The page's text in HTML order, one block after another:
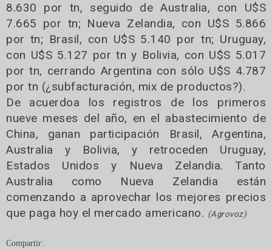
8.630 por tn, seguido de Australia, con U$S
7.665 por tn; Nueva Zelandia, con U$S 5.866
por tn; Brasil, con U$S 5.140 por tn; Uruguay,
con U$S 5.127 por tn y Bolivia, con U$S 5.017
por tn, cerrando Argentina con sólo U$S 4.787
por tn (¿subfacturación, mix de productos?).
De acuerdoa los registros de los primeros
nueve meses del año, en el abastecimiento de
China, ganan participación Brasil, Argentina,
Australia y Bolivia, y retroceden Uruguay,
Estados Unidos y Nueva Zelandia. Tanto
Australia como Nueva Zelandia están
comenzando a aprovechar los mejores precios
que paga hoy el mercado americano. (Agrovoz)
Compartir: